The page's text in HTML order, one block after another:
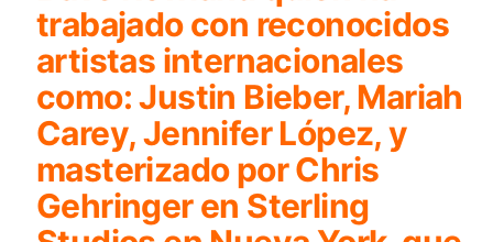
trabajado con reconocidos
artistas internacionales
como: Justin Bieber, Mariah
Carey, Jennifer López, y
masterizado por Chris
Gehringer en Sterling